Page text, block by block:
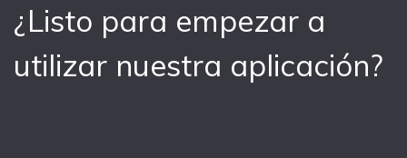
¿Listo para empezar a
utilizar nuestra aplicación?